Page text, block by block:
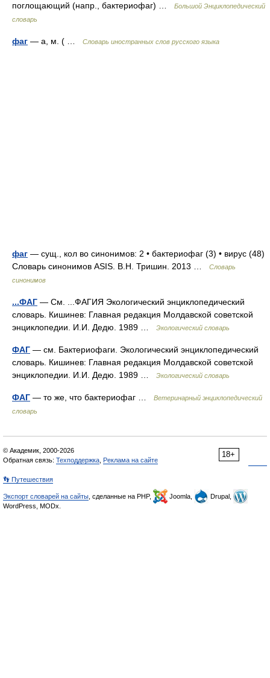
поглощающий (напр., бактериофаг) …
Большой Энциклопедический
словарь
фаг — а, м. ( … Словарь иностранных слов русского языка
фаг — сущ., кол во синонимов: 2 • бактериофаг (3) • вирус (48)
Словарь синонимов ASIS. В.Н. Тришин. 2013 …
Словарь
синонимов
...ФАГ — См. ...ФАГИЯ Экологический энциклопедический
словарь. Кишинев: Главная редакция Молдавской советской
энциклопедии. И.И. Дедю. 1989 …
Экологический словарь
ФАГ — см. Бактериофаги. Экологический энциклопедический
словарь. Кишинев: Главная редакция Молдавской советской
энциклопедии. И.И. Дедю. 1989 …
Экологический словарь
ФАГ — то же, что бактериофаг …
Ветеринарный энциклопедический
словарь
18+
© Академик, 2000-2026
Обратная связь: Техподдержка Реклама на сайте
👣 Путешествия
Экспорт словарей на сайты , сделанные на PHP, Joomla,
Drupal,
WordPress, MODx.